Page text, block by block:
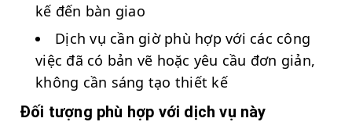
kế đến bàn giao
Dịch vụ cần giờ phù hợp với các công
việc đã có bản vẽ hoặc yêu cầu đơn giản,
không cần sáng tạo thiết kế
Đối tượng phù hợp với dịch vụ này